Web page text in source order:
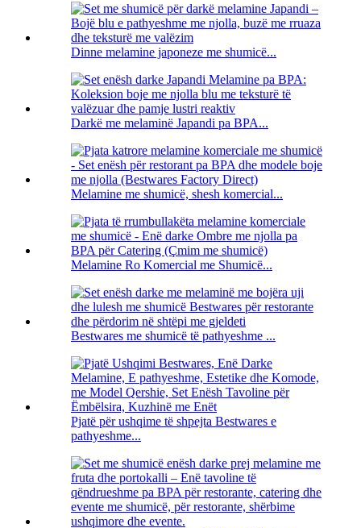
Dinne melamine japoneze me shumicë...
Darkë me melaminë Japandi pa BPA...
Melamine me shumicë, shesh komercial...
Melamine Ro Komercial me Shumicë...
Bestwares me shumicë të pathyeshme ...
Pjatë për ushqime të shpejta Bestwares e
pathyeshme...